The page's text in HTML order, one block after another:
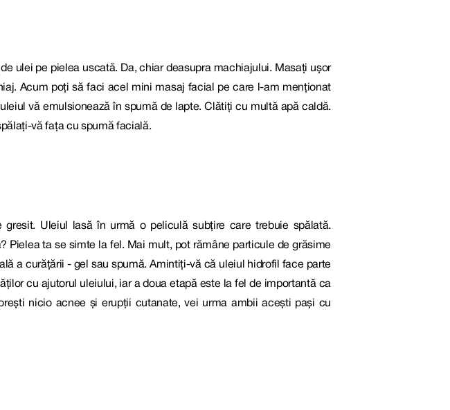
ulei pe pielea uscată. Da, chiar deasupra machiajului. Masați ușor
Acum poți să faci acel mini masaj facial pe care l-am menționat
vă emulsionează în spumă de lapte. Clătiți cu multă apă caldă.
vă fața cu spumă facială.
Uleiul lasă în urmă o peliculă subțire care trebuie spălată.
Pielea ta se simte la fel. Mai mult, pot rămâne particule de grăsime
a curățării - gel sau spumă. Amintiți-vă că uleiul hidrofil face parte
cu ajutorul uleiului, iar a doua etapă este la fel de importantă ca
nicio acnee și erupții cutanate, vei urma ambii acești pași cu